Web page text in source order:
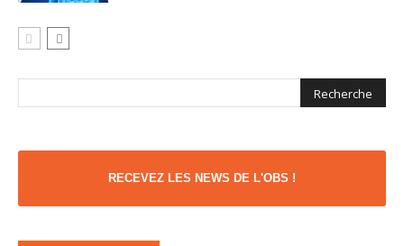
RECEVEZ LES NEWS DE L'OBS !